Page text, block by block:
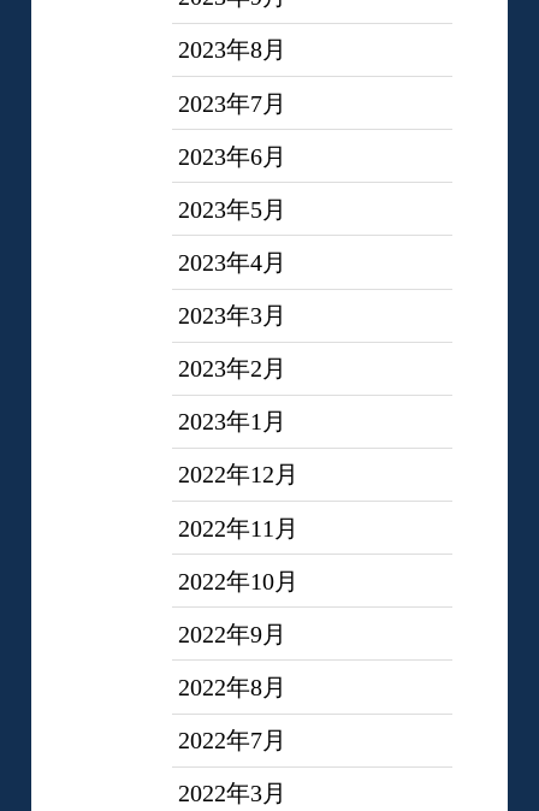
2023年8月
2023年7月
2023年6月
2023年5月
2023年4月
2023年3月
2023年2月
2023年1月
2022年12月
2022年11月
2022年10月
2022年9月
2022年8月
2022年7月
2022年3月